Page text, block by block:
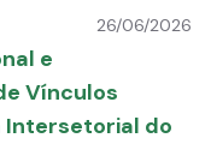
26/06/2026
e
Vínculos
Intersetorial do